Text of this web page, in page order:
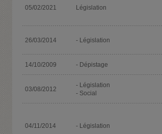
05/02/2021 Législation
26/03/2014 - Législation
14/10/2009 - Dépistage
03/08/2012
- Législation
- Social
04/11/2014 - Législation